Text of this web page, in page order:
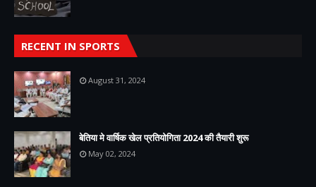
RECENT IN SPORTS
August 31, 2024
बेतिया मे वार्षिक खेल प्रतियोगिता 2024 की तैयारी शुरू
May 02, 2024